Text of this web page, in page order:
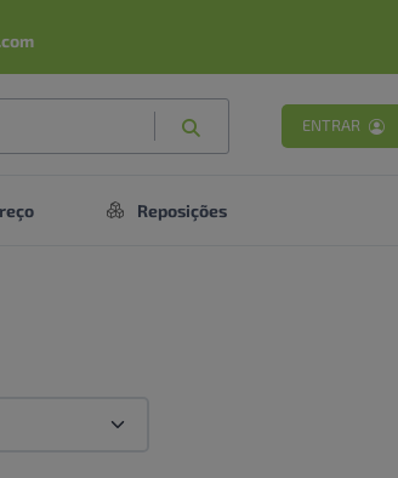
ENTRAR
Reposições